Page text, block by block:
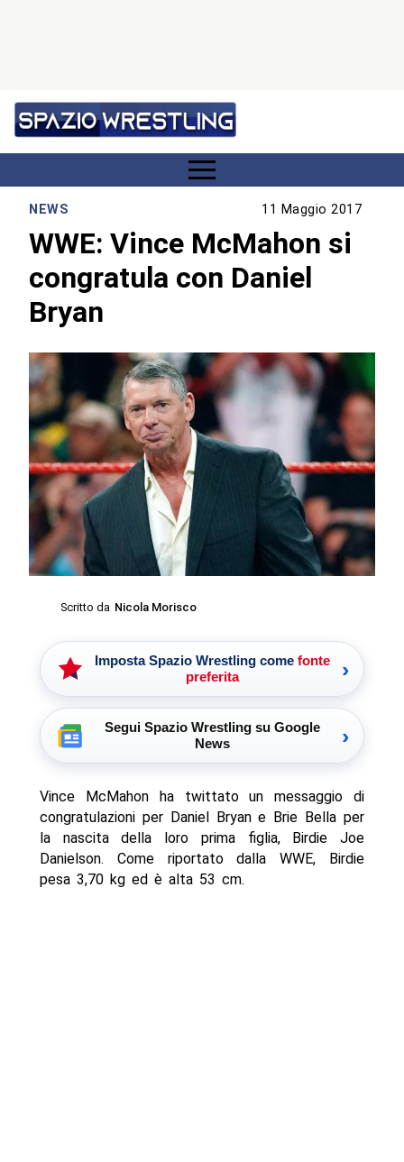
NEWS 11 Maggio 2017
WWE: Vince McMahon si
congratula con Daniel
Bryan
Scritto da Nicola Morisco
Imposta Spazio Wrestling come fonte
preferita
›
Segui Spazio Wrestling su Google
News
›
Vince McMahon ha twittato un messaggio di
congratulazioni per Daniel Bryan e Brie Bella per
la nascita della loro prima figlia, Birdie Joe
Danielson. Come riportato dalla WWE, Birdie
pesa 3,70 kg ed è alta 53 cm.